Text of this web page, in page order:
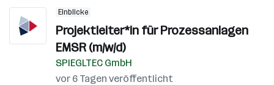
Einblicke
Projektleiter*in für Prozessanlagen
EMSR (m/w/d)
SPIEGLTEC GmbH
vor 6 Tagen veröffentlicht